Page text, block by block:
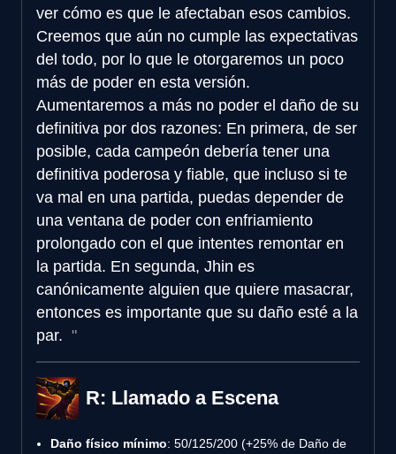
ver cómo es que le afectaban esos cambios.
Creemos que aún no cumple las expectativas
del todo, por lo que le otorgaremos un poco
más de poder en esta versión.
Aumentaremos a más no poder el daño de su
definitiva por dos razones: En primera, de ser
posible, cada campeón debería tener una
definitiva poderosa y fiable, que incluso si te
va mal en una partida, puedas depender de
una ventana de poder con enfriamiento
prolongado con el que intentes remontar en
la partida. En segunda, Jhin es
canónicamente alguien que quiere masacrar,
entonces es importante que su daño esté a la
par.
R: Llamado a Escena
Daño físico mínimo: 50/125/200 (+25% de Daño de